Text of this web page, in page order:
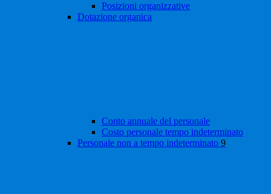
Posizioni organizzative
Dotazione organica
Conto annuale del personale
Costo personale tempo indeterminato
Personale non a tempo indeterminato 9